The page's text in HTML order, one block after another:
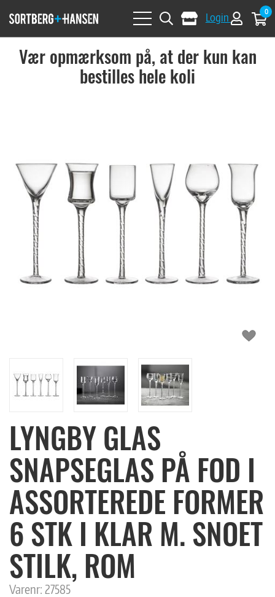
Login 0
Vær opmærksom på, at der kun kan
bestilles hele koli
LYNGBY GLAS
SNAPSEGLAS PÅ FOD I
ASSORTEREDE FORMER
6 STK I KLAR M. SNOET
STILK, ROM
Varenr: 27585